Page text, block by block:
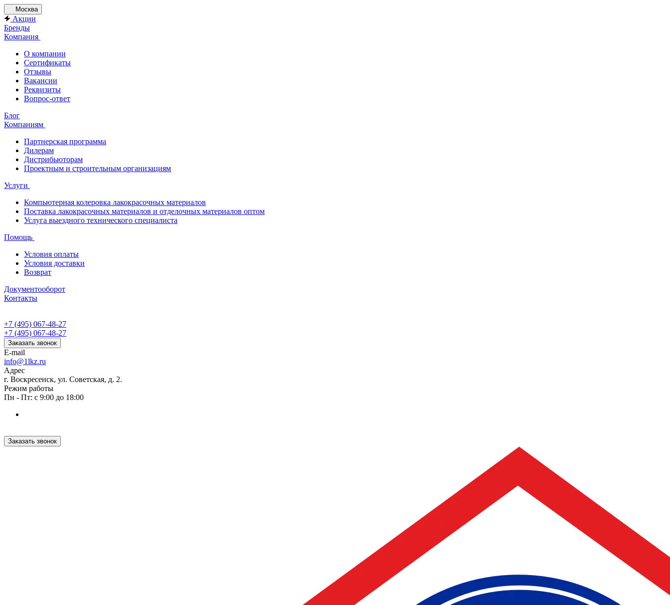
Москва
Акции
Бренды
Компания
О компании
Сертификаты
Отзывы
Вакансии
Реквизиты
Вопрос-ответ
Блог
Компаниям
Партнерская программа
Дилерам
Дистрибьюторам
Проектным и строительным организациям
Услуги
Компьютерная колеровка лакокрасочных материалов
Поставка лакокрасочных материалов и отделочных материалов оптом
Услуга выездного технического специалиста
Помощь
Условия оплаты
Условия доставки
Возврат
Документооборот
Контакты
+7 (495) 067-48-27
+7 (495) 067-48-27
Заказать звонок
E-mail
info@1lkz.ru
Адрес
г. Воскресенск, ул. Советская, д. 2.
Режим работы
Пн - Пт: с 9:00 до 18:00
Заказать звонок